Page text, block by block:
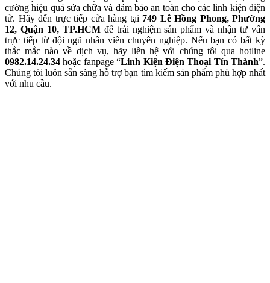
cường hiệu quả sửa chữa và đảm bảo an toàn cho các linh kiện điện
tử. Hãy đến trực tiếp cửa hàng tại 749 Lê Hồng Phong, Phường
12, Quận 10, TP.HCMđể trải nghiệm sản phẩm và nhận tư vấn
trực tiếp từ đội ngũ nhân viên chuyên nghiệp. Nếu bạn có bất kỳ
thắc mắc nào về dịch vụ, hãy liên hệ với chúng tôi qua hotline
0982.14.24.34 hoặc fanpage “Linh Kiện Điện Thoại Tín Thành”.
Chúng tôi luôn sẵn sàng hỗ trợ bạn tìm kiếm sản phẩm phù hợp nhất
với nhu cầu.